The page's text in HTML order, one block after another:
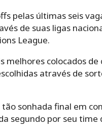
pelas últimas seis
de suas ligas
League.
melhores colocados de
através de
sonhada final em
segundo por seu time